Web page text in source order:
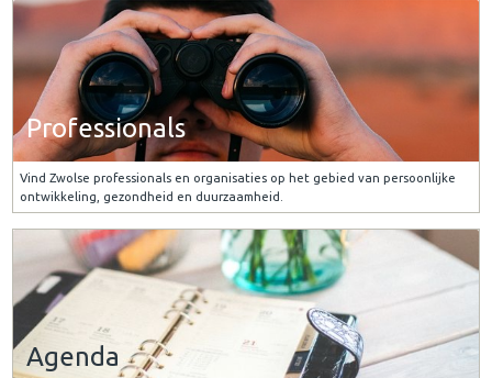
Professionals
Vind Zwolse professionals en organisaties op het gebied van persoonlijke
ontwikkeling, gezondheid en duurzaamheid.
Agenda